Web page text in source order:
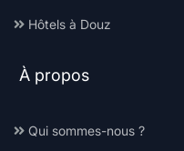
Hôtels à Douz
À propos
Qui sommes-nous ?